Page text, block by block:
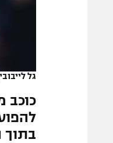
גל
כוכב
בתוך